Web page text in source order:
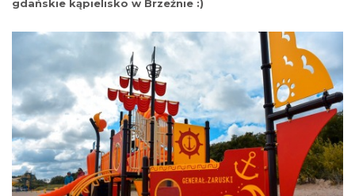
gdańskie kąpielisko w Brzeźnie :)